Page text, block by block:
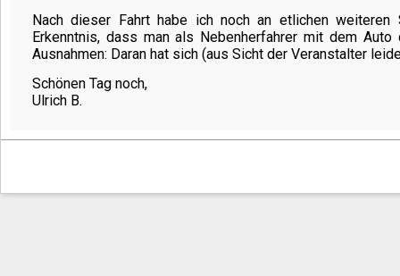
Nach dieser Fahrt habe ich noch an etlichen
Erkenntnis, dass man als Nebenherfahrer mit dem
Ausnahmen: Daran hat sich (aus Sicht der Veranstalter
Schönen Tag noch,
Ulrich B.